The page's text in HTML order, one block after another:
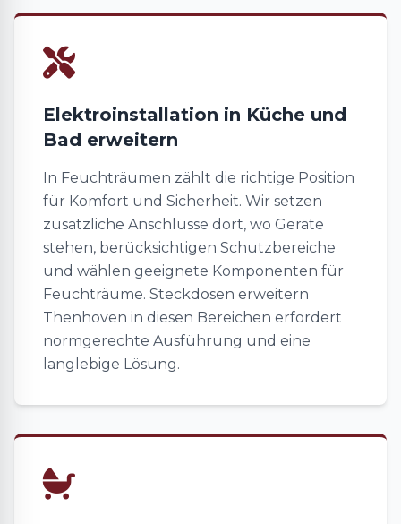
Elektroinstallation in Küche und
Bad erweitern
In Feuchträumen zählt die richtige Position
für Komfort und Sicherheit. Wir setzen
zusätzliche Anschlüsse dort, wo Geräte
stehen, berücksichtigen Schutzbereiche
und wählen geeignete Komponenten für
Feuchträume. Steckdosen erweitern
Thenhoven in diesen Bereichen erfordert
normgerechte Ausführung und eine
langlebige Lösung.